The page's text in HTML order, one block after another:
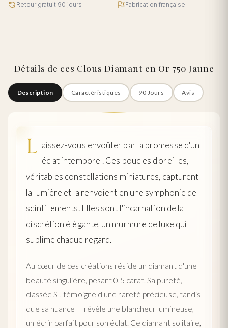
Retour gratuit 90 jours
Fabrication française
Détails de ces Clous Diamant en Or 750 Jaune
Description Caractéristiques 90 Jours Avis
L aissez-vous envoûter par la promesse d'un
éclat intemporel. Ces boucles d'oreilles,
véritables constellations miniatures, capturent
la lumière et la renvoient en une symphonie de
scintillements. Elles sont l'incarnation de la
discrétion élégante, un murmure de luxe qui
sublime chaque regard.
Au cœur de ces créations réside un diamant d'une
beauté singulière, pesant 0,5 carat. Sa pureté,
classée SI, témoigne d'une rareté précieuse, tandis
que sa nuance H révèle une blancheur lumineuse,
un écrin parfait pour son éclat. Ce diamant solitaire,